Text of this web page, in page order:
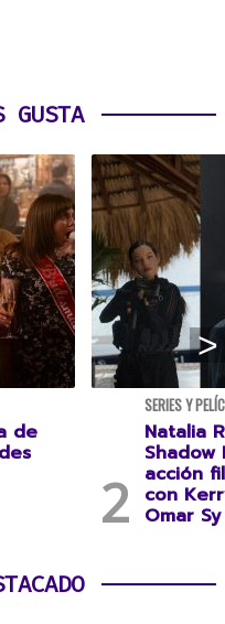
GUSTA
de
SERIES Y
Natalia
acción
con
Omar